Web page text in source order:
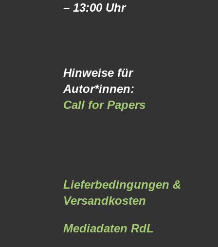
– 13:00 Uhr
Hinweise für
Autor*innen:
Call for Papers
Lieferbedingungen &
Versandkosten
Mediadaten RdL